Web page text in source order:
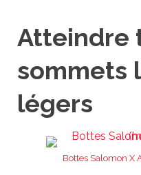
Atteindre
sommets
légers
Bottes Salomon X